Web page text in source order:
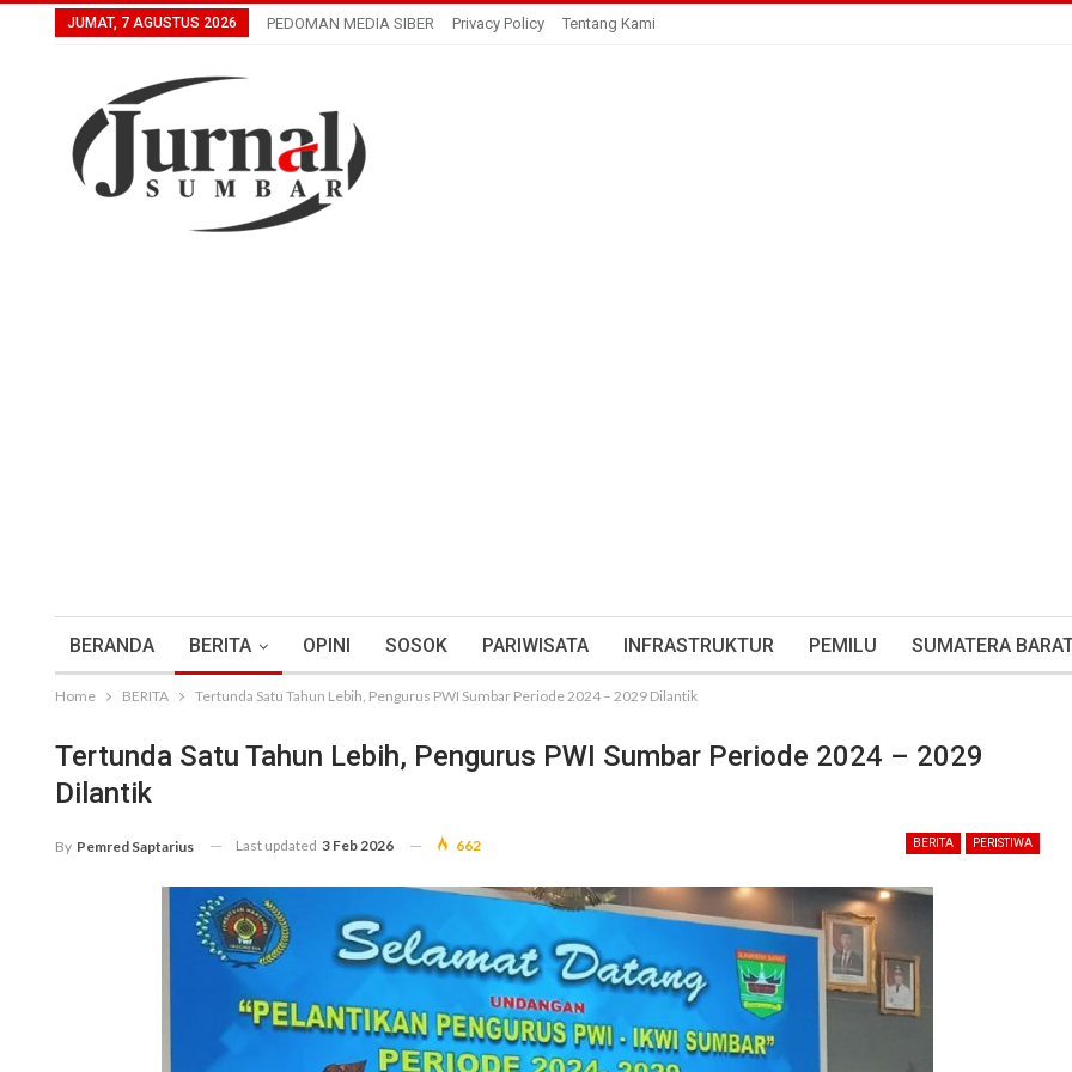
JUMAT, 7 AGUSTUS 2026 PEDOMAN MEDIA SIBER Privacy Policy Tentang Kami
BERANDA BERITA OPINI SOSOK PARIWISATA INFRASTRUKTUR PEMILU SUMATERA
Home BERITA Tertunda Satu Tahun Lebih, Pengurus PWI Sumbar Periode 2024 – 2029 Dilantik
Tertunda Satu Tahun Lebih, Pengurus PWI Sumbar Periode 2024 – 2029
Dilantik
BERITA PERISTIWA
By Pemred Saptarius Last updated 3 Feb 2026 662